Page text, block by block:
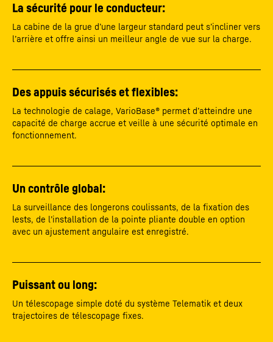
La sécurité pour le conducteur:
La cabine de la grue d’une largeur standard peut s’incliner vers
l’arrière et offre ainsi un meilleur angle de vue sur la charge.
Des appuis sécurisés et flexibles:
La technologie de calage, VarioBase® permet d’atteindre une
capacité de charge accrue et veille à une sécurité optimale en
fonctionnement.
Un contrôle global:
La surveillance des longerons coulissants, de la fixation des
lests, de l’installation de la pointe pliante double en option
avec un ajustement angulaire est enregistré.
Puissant ou long:
Un télescopage simple doté du système Telematik et deux
trajectoires de télescopage fixes.